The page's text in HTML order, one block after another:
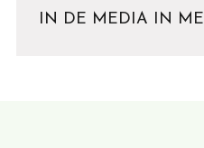
IN DE MEDIA IN MEI